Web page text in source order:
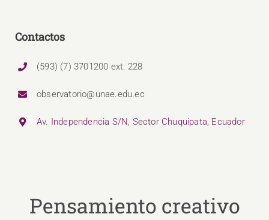
Contactos
(593) (7) 3701200 ext: 228
observatorio@unae.edu.ec
Av. Independencia S/N, Sector Chuquipata, Ecuador
Pensamiento creativo